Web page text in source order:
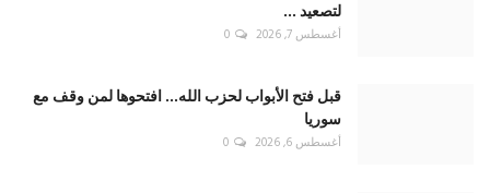
لتصعيد ...
أغسطس 7, 2026 0
قبل فتح الأبواب لحزب الله... افتحوها لمن وقف مع
سوريا
أغسطس 6, 2026 0